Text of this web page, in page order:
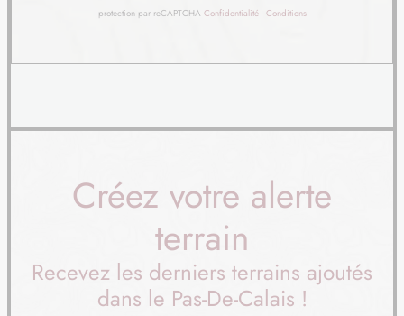
protection par reCAPTCHA Confidentialité- Conditions
Créez votre alerte
terrain
Recevez les derniers terrains ajoutés
dans le Pas-De-Calais !